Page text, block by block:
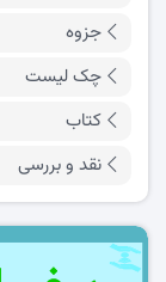
جزوه
چک لیست
کتاب
نقد و بررسی